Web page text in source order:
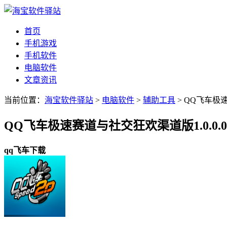
首页
手机游戏
手机软件
电脑软件
文章资讯
当前位置： 海宝软件驿站 > 电脑软件 > 辅助工具 > QQ飞车极
QQ飞车极速赛道与社交狂欢渠道版1.0.0.0
qq飞车下载